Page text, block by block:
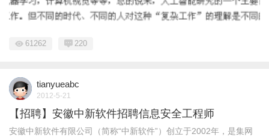
61262 220
tianyueabc
2012-5-21
【招聘】安徽中新软件招聘信息安全工程师
安徽中新软件有限公司（简称“中新软件”）创立于2002年，是集网